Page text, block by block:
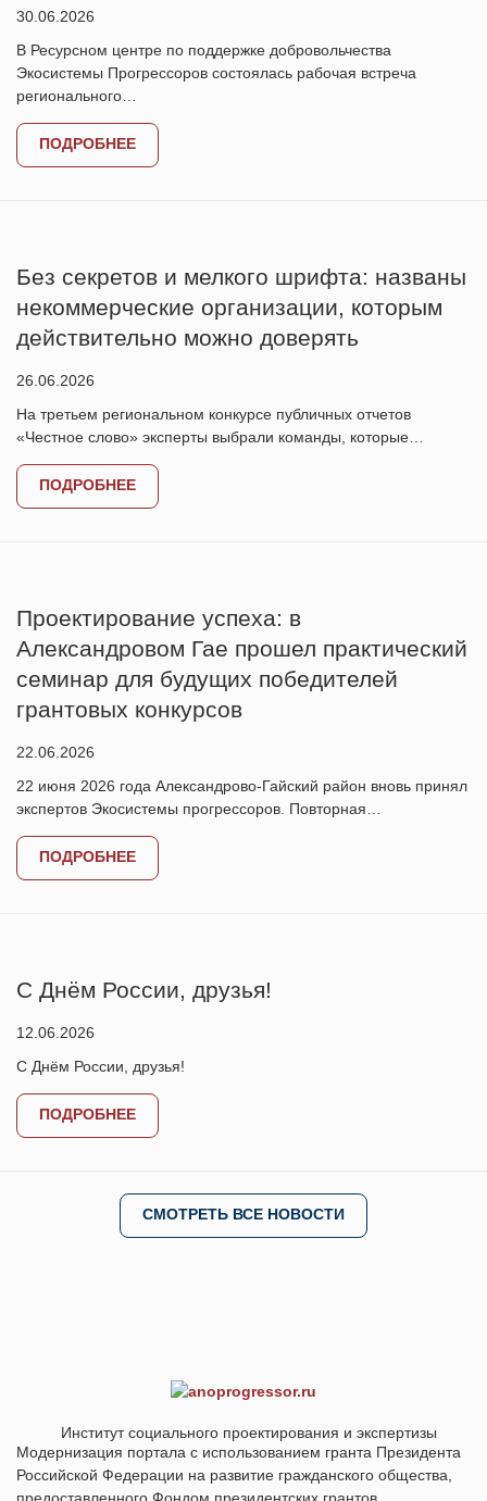
30.06.2026
В Ресурсном центре по поддержке добровольчества
Экосистемы Прогрессоров состоялась рабочая встреча
регионального…
ПОДРОБНЕЕ
Без секретов и мелкого шрифта: названы
некоммерческие организации, которым
действительно можно доверять
26.06.2026
На третьем региональном конкурсе публичных отчетов
«Честное слово» эксперты выбрали команды, которые…
ПОДРОБНЕЕ
Проектирование успеха: в
Александровом Гае прошел практический
семинар для будущих победителей
грантовых конкурсов
22.06.2026
22 июня 2026 года Александрово-Гайский район вновь принял
экспертов Экосистемы прогрессоров. Повторная…
ПОДРОБНЕЕ
С Днём России, друзья!
12.06.2026
С Днём России, друзья!
ПОДРОБНЕЕ
СМОТРЕТЬ ВСЕ НОВОСТИ
Институт социального проектирования и экспертизы
Модернизация портала с использованием гранта Президента
Российской Федерации на развитие гражданского общества,
предоставленного Фондом президентских грантов